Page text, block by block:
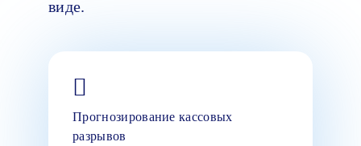
виде.
Прогнозирование кассовых
разрывов